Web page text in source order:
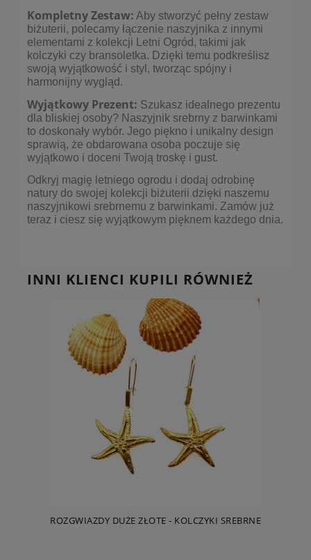
Kompletny Zestaw: Aby stworzyć pełny zestaw
biżuterii, polecamy łączenie naszyjnika z innymi
elementami z kolekcji Letni Ogród, takimi jak
kolczyki czy bransoletka. Dzięki temu podkreślisz
swoją wyjątkowość i styl, tworząc spójny i
harmonijny wygląd.
Wyjątkowy Prezent: Szukasz idealnego prezentu
dla bliskiej osoby? Naszyjnik srebrny z barwinkami
to doskonały wybór. Jego piękno i unikalny design
sprawią, że obdarowana osoba poczuje się
wyjątkowo i doceni Twoją troskę i gust.
Odkryj magię letniego ogrodu i dodaj odrobinę
natury do swojej kolekcji biżuterii dzięki naszemu
naszyjnikowi srebrnemu z barwinkami. Zamów już
teraz i ciesz się wyjątkowym pięknem każdego dnia.
INNI KLIENCI KUPILI RÓWNIEŻ
ROZGWIAZDY DUŻE ZŁOTE - KOLCZYKI SREBRNE